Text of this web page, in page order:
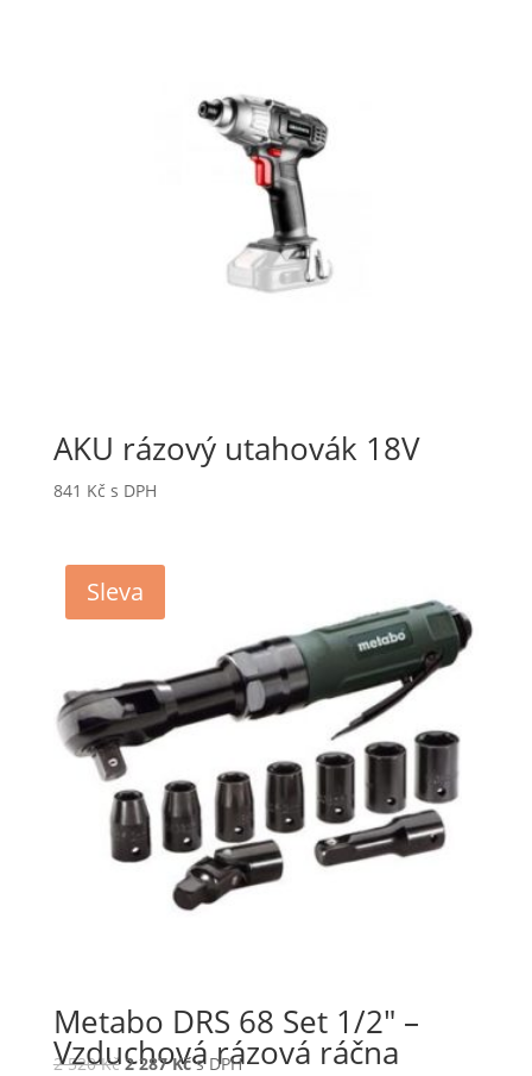
AKU rázový utahovák 18V
841 Kč s DPH
Sleva
Metabo DRS 68 Set 1/2″ –
Vzduchová rázová ráčna
2 520Kč 2 287Kč s DPH